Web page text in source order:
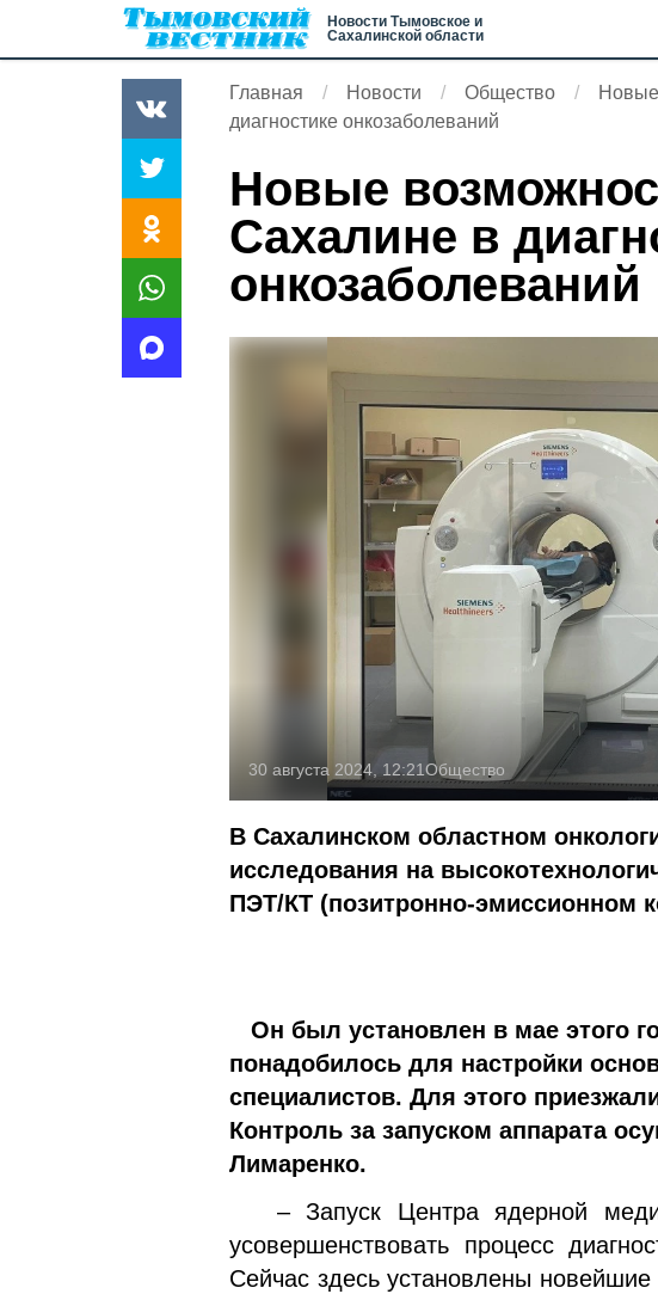
Новости Тымовское и
Сахалинской области
Главная Новости Общество
диагностике онкозаболеваний
Новые
Сахалине в
онкозаболеваний
30 августа 2024, 12:21Общество
В Сахалинском областном
исследования на
ПЭТ/КТ (позитронно-эмиссионном
Он был установлен в мае этого
понадобилось для настройки
специалистов. Для этого
Контроль за запуском аппарата
Лимаренко.
– Запуск Центра ядерной
усовершенствовать процесс
Сейчас здесь установлены